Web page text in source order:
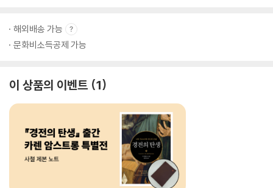
해외배송 가능
문화비소득공제 가능
이 상품의 이벤트 1